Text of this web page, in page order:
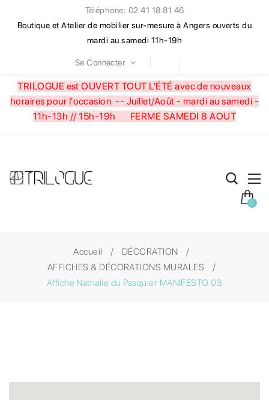
Téléphone: 02 41 18 81 46
Boutique et Atelier de mobilier sur-mesure à Angers ouverts du
mardi au samedi 11h-19h
Se Connecter
TRILOGUE est OUVERT TOUT L'ÉTÉ avec de nouveaux
horaires pour l'occasion -- Juillet/Août - mardi au samedi -
11h-13h // 15h-19h FERME SAMEDI 8 AOUT
0
Accueil
DÉCORATION
AFFICHES & DÉCORATIONS MURALES
Affiche Nathalie du Pasquier MANIFESTO 03